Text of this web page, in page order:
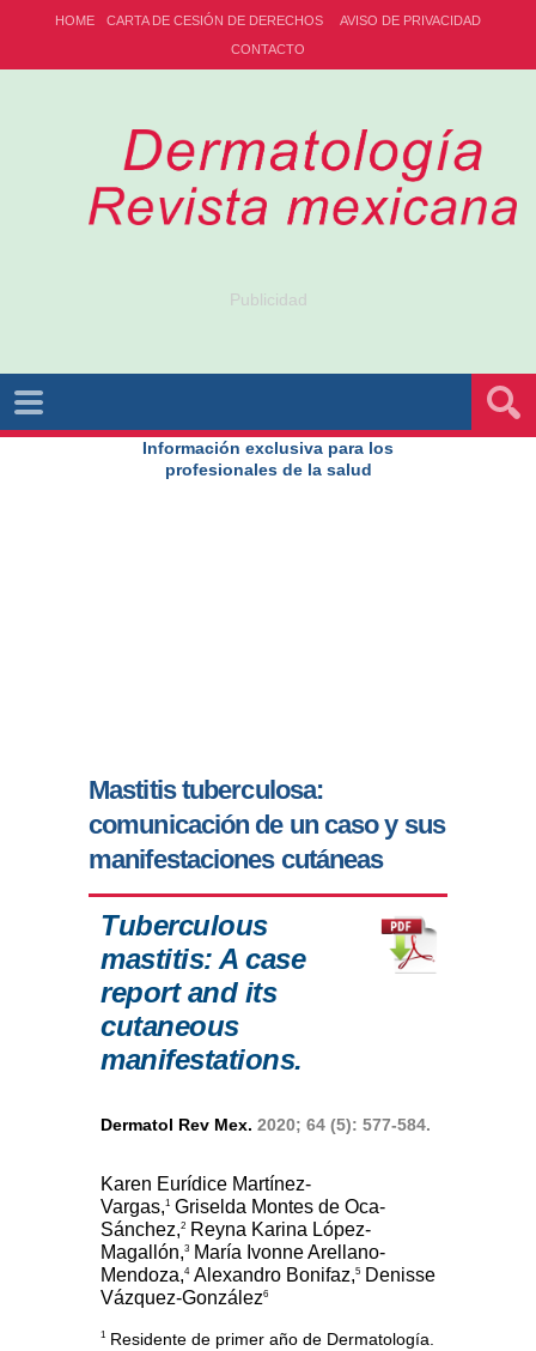
HOME CARTA DE CESIÓN DE DERECHOS
AVISO DE PRIVACIDAD
CONTACTO
Publicidad
Información exclusiva para los
profesionales de la salud
Mastitis tuberculosa:
comunicación de un caso y sus
manifestaciones cutáneas
Tuberculous
mastitis: A case
report and its
cutaneous
manifestations.
Dermatol Rev Mex. 2020; 64 (5): 577-584.
Karen Eurídice Martínez-
Vargas,1
Griselda Montes de Oca-
Sánchez,2
Reyna Karina López-
Magallón,3
María Ivonne Arellano-
Mendoza,4Alexandro Bonifaz,5
Denisse
Vázquez-González6
1 Residente de primer año de Dermatología.